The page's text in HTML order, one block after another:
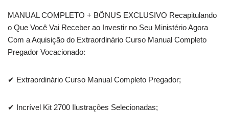
MANUAL COMPLETO + BÔNUS EXCLUSIVO Recapitulando
o Que Você Vai Receber ao Investir no Seu Ministério Agora
Com a Aquisição do Extraordinário Curso Manual Completo
Pregador Vocacionado:
✔ Extraordinário Curso Manual Completo Pregador;
✔ Incrível Kit 2700 Ilustrações Selecionadas;